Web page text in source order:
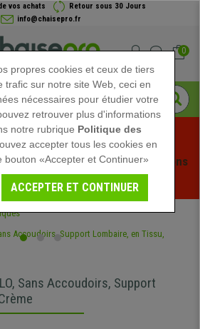
vos achats
Retour sous 30 Jours
info@chaisepro.fr
0
chez Chaisepro ! Des réductions
une durée limitée - Voir l'offre
Sans Accoudoirs, Support
propres cookies et ceux de tiers
trafic sur notre site Web, ceci en
nécessaires pour étudier votre
retrouver plus d'informations
notre rubrique Politique des
accepter tous les cookies en
bouton «Accepter et Continuer»
ACCEPTER ET CONTINUER